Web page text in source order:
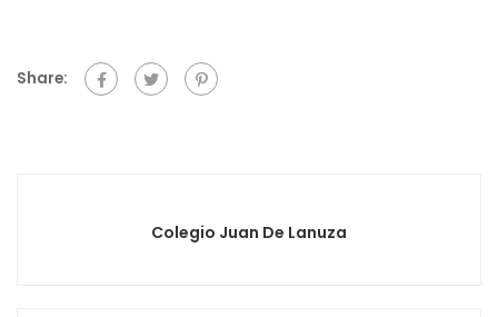
Share:
Colegio Juan De Lanuza